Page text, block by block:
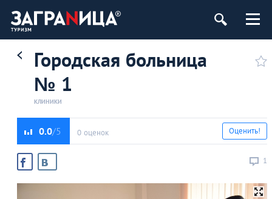
Городская больница
№ 1
КЛИНИКИ
0.0 0 оценок
1
Оценить!